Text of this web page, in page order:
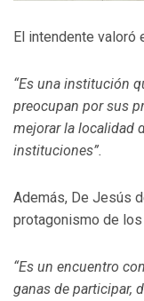
El intendente valoró
“Es una institución
preocupan por sus
mejorar la localidad
instituciones”.
Además, De Jesús
protagonismo de
“Es un encuentro
ganas de participar,